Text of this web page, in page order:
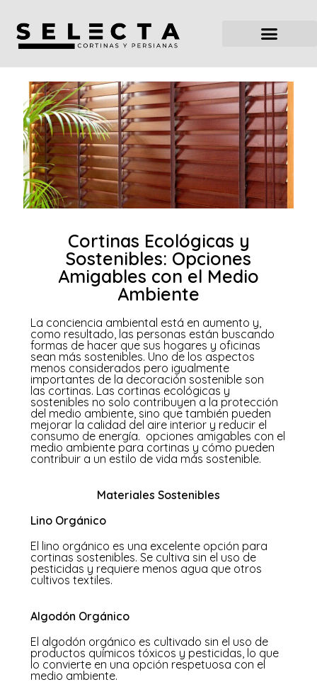
Cortinas Ecológicas y
Sostenibles: Opciones
Amigables con el Medio
Ambiente
La conciencia ambiental está en aumento y,
como resultado, las personas están buscando
formas de hacer que sus hogares y oficinas
sean más sostenibles. Uno de los aspectos
menos considerados pero igualmente
importantes de la decoración sostenible son
las cortinas. Las cortinas ecológicas y
sostenibles no solo contribuyen a la protección
del medio ambiente, sino que también pueden
mejorar la calidad del aire interior y reducir el
consumo de energía. opciones amigables con el
medio ambiente para cortinas y cómo pueden
contribuir a un estilo de vida más sostenible.
Materiales Sostenibles
Lino Orgánico
El lino orgánico es una excelente opción para
cortinas sostenibles. Se cultiva sin el uso de
pesticidas y requiere menos agua que otros
cultivos textiles.
Algodón Orgánico
El algodón orgánico es cultivado sin el uso de
productos químicos tóxicos y pesticidas, lo que
lo convierte en una opción respetuosa con el
medio ambiente.